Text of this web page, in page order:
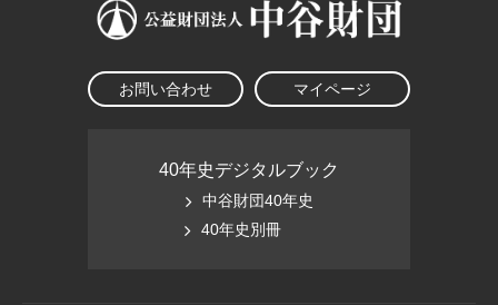
お問い合わせ マイページ
40年史デジタルブック
中谷財団40年史
40年史別冊